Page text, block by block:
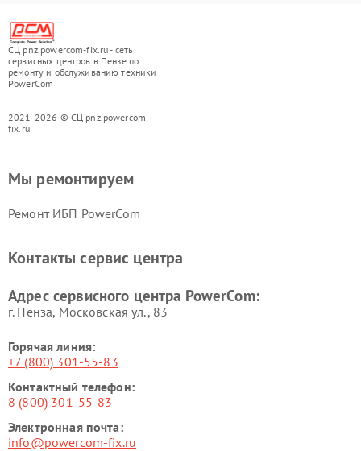
СЦ pnz.powercom-fix.ru - сеть
сервисных центров в Пензе по
ремонту и обслуживанию техники
PowerCom
2021-2026 © СЦ pnz.powercom-
fix.ru
Мы ремонтируем
Ремонт ИБП PowerCom
Контакты сервис центра
Адрес сервисного центра PowerCom:
г. Пенза, Московская ул., 83
Горячая линия:
+7 (800) 301-55-83
Контактный телефон:
8 (800) 301-55-83
Электронная почта:
info@powercom-fix.ru